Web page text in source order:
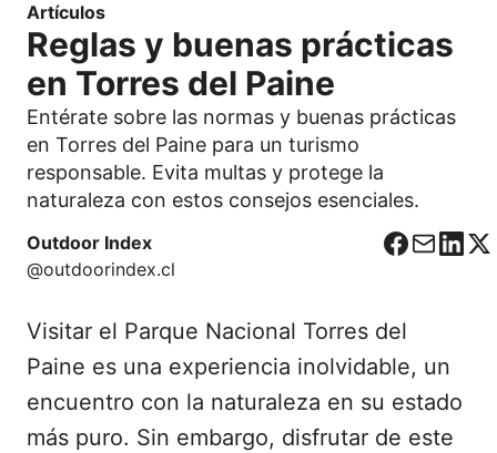
Artículos
Reglas y buenas prácticas
en Torres del Paine
Entérate sobre las normas y buenas prácticas
en Torres del Paine para un turismo
responsable. Evita multas y protege la
naturaleza con estos consejos esenciales.
Outdoor Index
@outdoorindex.cl
F
e
b
o
k
C
e
L
I
n
X
Visitar el Parque Nacional Torres del
Paine es una experiencia inolvidable, un
encuentro con la naturaleza en su estado
más puro. Sin embargo, disfrutar de este
×